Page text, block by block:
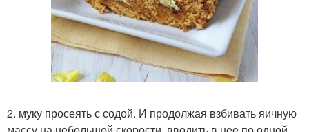
2. муку просеять с содой. И продолжая взбивать яичную